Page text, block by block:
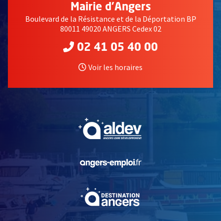
Mairie d'Angers
Boulevard de la Résistance et de la Déportation BP
80011 49020 ANGERS Cedex 02
02 41 05 40 00
Voir les horaires
, Ouvre une nouvelle